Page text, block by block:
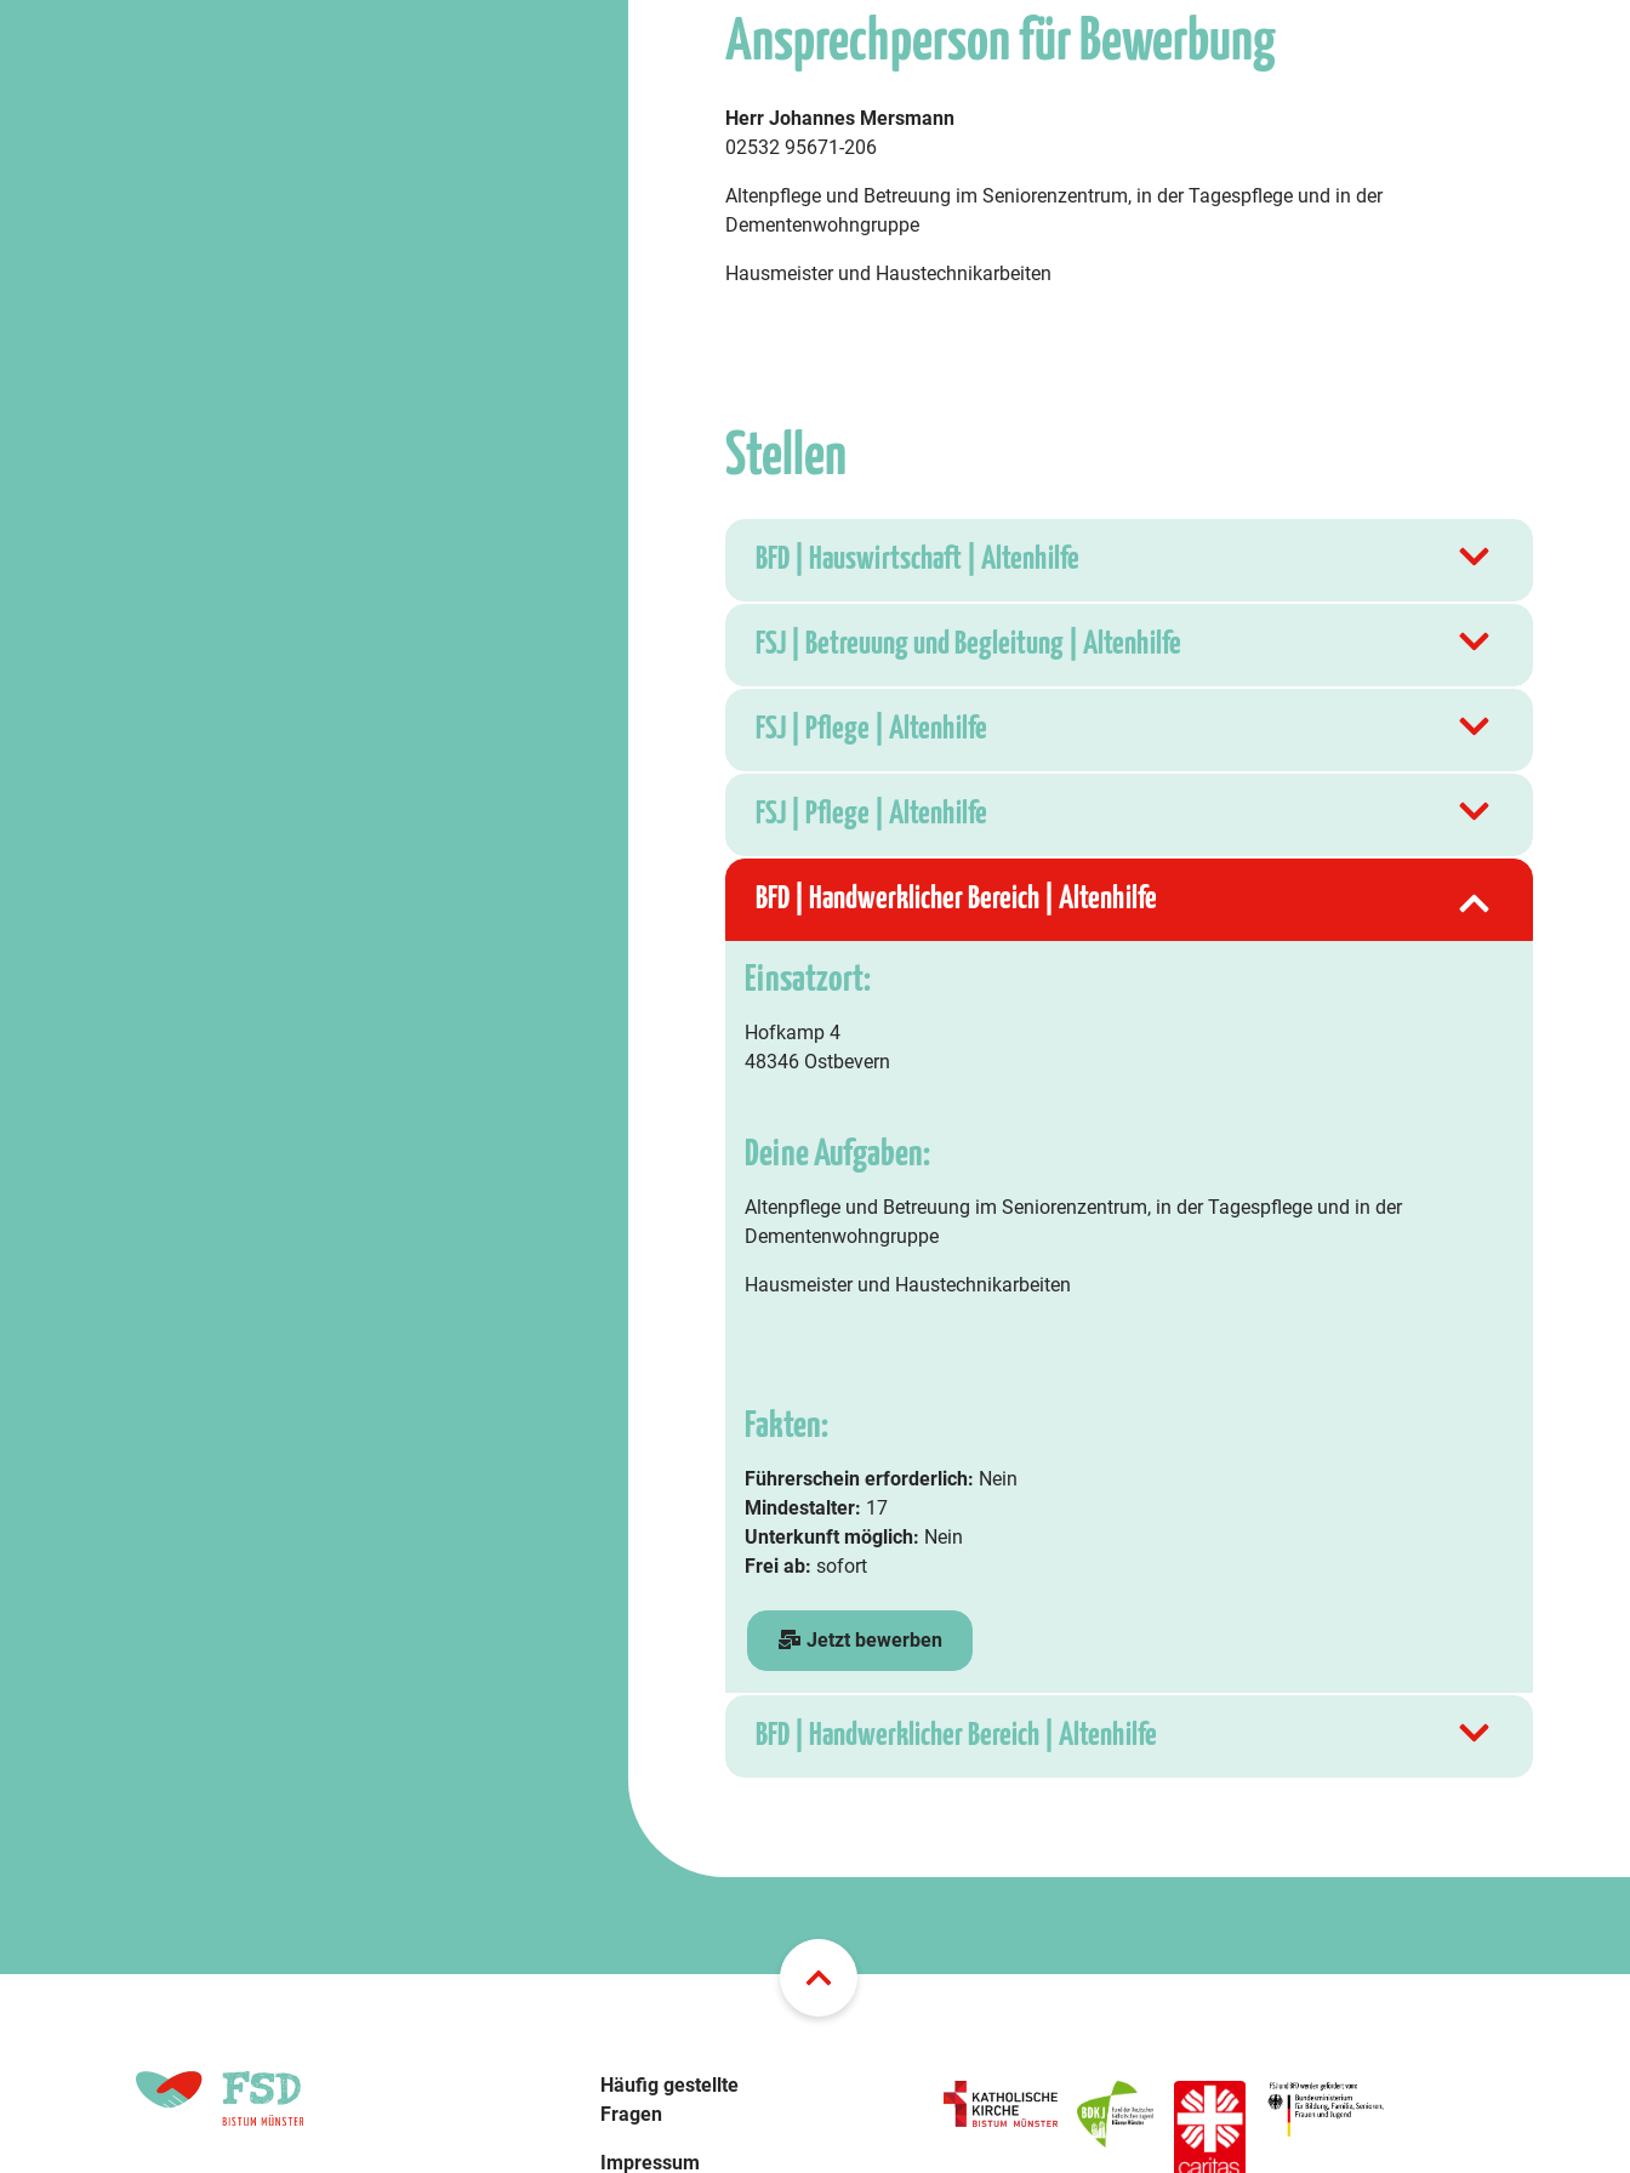
Ansprechperson für Bewerbung
Herr Johannes Mersmann
02532 95671-206
Altenpflege und Betreuung im Seniorenzentrum, in der Tagespflege und in der
Dementenwohngruppe
Hausmeister und Haustechnikarbeiten
Stellen
BFD | Hauswirtschaft | Altenhilfe
FSJ | Betreuung und Begleitung | Altenhilfe
FSJ | Pflege | Altenhilfe
FSJ | Pflege | Altenhilfe
BFD | Handwerklicher Bereich | Altenhilfe
Einsatzort:
Hofkamp 4
48346 Ostbevern
Deine Aufgaben:
Altenpflege und Betreuung im Seniorenzentrum, in der Tagespflege und in der
Dementenwohngruppe
Hausmeister und Haustechnikarbeiten
Fakten:
Führerschein erforderlich: Nein
Mindestalter: 17
Unterkunft möglich: Nein
Frei ab: sofort
Jetzt bewerben
BFD | Handwerklicher Bereich | Altenhilfe
Häufig gestellte
Fragen
Impressum